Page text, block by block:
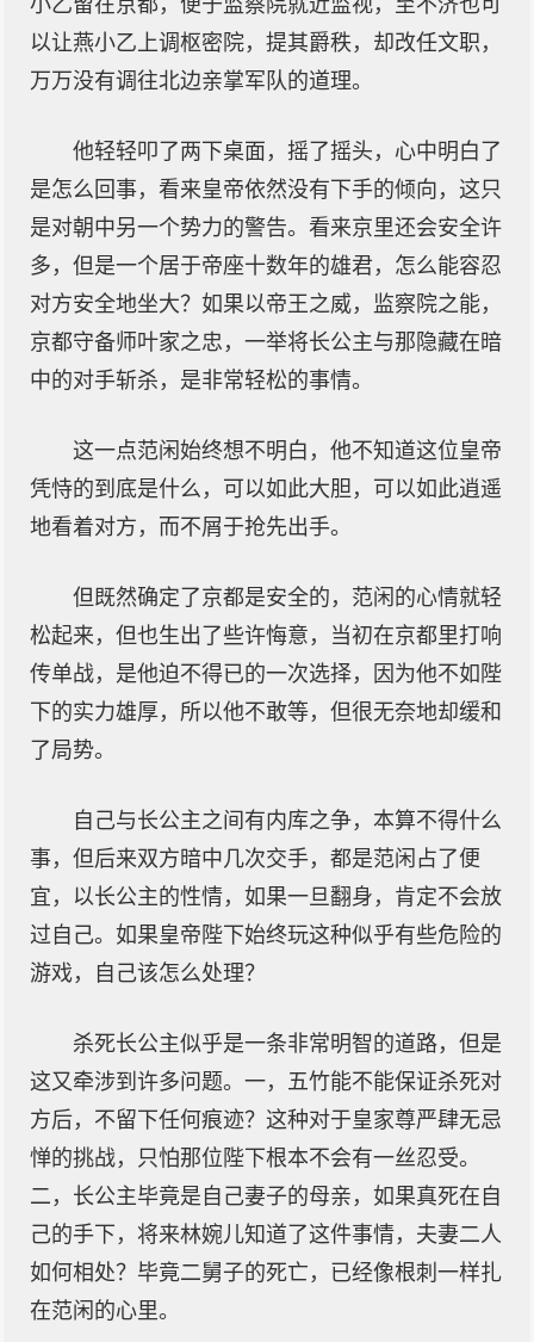
小乙留在京都，便于监察院就近监视，至不济也可
以让燕小乙上调枢密院，提其爵秩，却改任文职，
万万没有调往北边亲掌军队的道理。
他轻轻叩了两下桌面，摇了摇头，心中明白了
是怎么回事，看来皇帝依然没有下手的倾向，这只
是对朝中另一个势力的警告。看来京里还会安全许
多，但是一个居于帝座十数年的雄君，怎么能容忍
对方安全地坐大？如果以帝王之威，监察院之能，
京都守备师叶家之忠，一举将长公主与那隐藏在暗
中的对手斩杀，是非常轻松的事情。
这一点范闲始终想不明白，他不知道这位皇帝
凭恃的到底是什么，可以如此大胆，可以如此逍遥
地看着对方，而不屑于抢先出手。
但既然确定了京都是安全的，范闲的心情就轻
松起来，但也生出了些许悔意，当初在京都里打响
传单战，是他迫不得已的一次选择，因为他不如陛
下的实力雄厚，所以他不敢等，但很无奈地却缓和
了局势。
自己与长公主之间有内库之争，本算不得什么
事，但后来双方暗中几次交手，都是范闲占了便
宜，以长公主的性情，如果一旦翻身，肯定不会放
过自己。如果皇帝陛下始终玩这种似乎有些危险的
游戏，自己该怎么处理？
杀死长公主似乎是一条非常明智的道路，但是
这又牵涉到许多问题。一，五竹能不能保证杀死对
方后，不留下任何痕迹？这种对于皇家尊严肆无忌
惮的挑战，只怕那位陛下根本不会有一丝忍受。
二，长公主毕竟是自己妻子的母亲，如果真死在自
己的手下，将来林婉儿知道了这件事情，夫妻二人
如何相处？毕竟二舅子的死亡，已经像根刺一样扎
在范闲的心里。